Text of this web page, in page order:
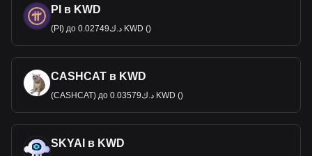
PI в KWD
(PI) до د.ك0.02749 KWD ()
CASHCAT в KWD
(CASHCAT) до د.ك0.03579 KWD ()
SKYAI в KWD